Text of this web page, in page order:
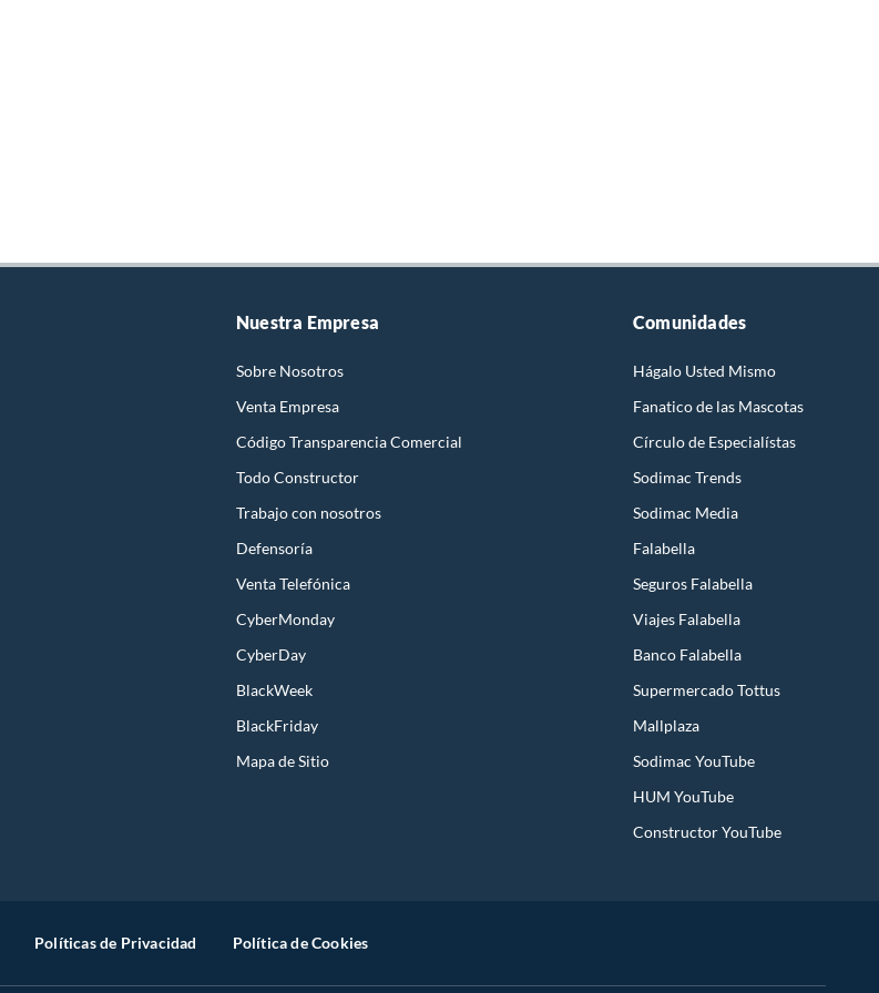
Nuestra Empresa
Sobre Nosotros
Venta Empresa
Código Transparencia Comercial
Todo Constructor
Trabajo con nosotros
Defensoría
Venta Telefónica
CyberMonday
CyberDay
BlackWeek
BlackFriday
Mapa de Sitio
Comunidades
Hágalo Usted Mismo
Fanatico de las Mascotas
Círculo de Especialístas
Sodimac Trends
Sodimac Media
Falabella
Seguros Falabella
Viajes Falabella
Banco Falabella
Supermercado Tottus
Mallplaza
Sodimac YouTube
HUM YouTube
Constructor YouTube
Políticas de Privacidad Política de Cookies